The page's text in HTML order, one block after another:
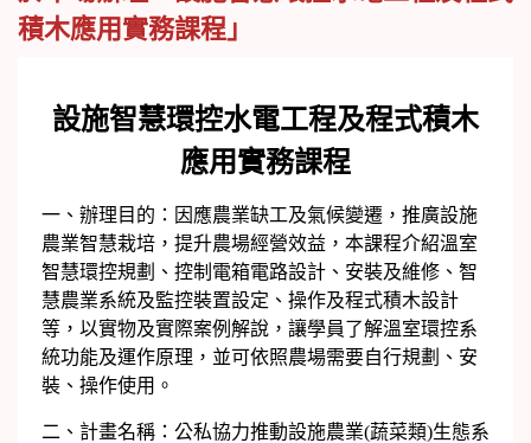
積木應用實務課程」
設施智慧環控水電工程及程式積木
應用實務課程
一、辦理目的：因應農業缺工及氣候變遷，推廣設施
農業智慧栽培，提升農場經營效益，本課程介紹溫室
智慧環控規劃、控制電箱電路設計、安裝及維修、智
慧農業系統及監控裝置設定、操作及程式積木設計
等，以實物及實際案例解說，讓學員了解溫室環控系
統功能及運作原理，並可依照農場需要自行規劃、安
裝、操作使用。
二、計畫名稱：公私協力推動設施農業(蔬菜類)生態系